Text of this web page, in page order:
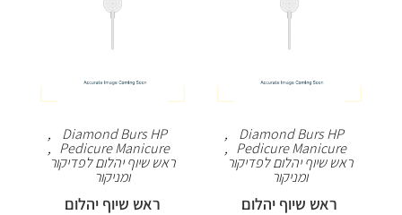
Diamond Burs HP
,
Pedicure Manicure
,
ראש שיוף יהלום לפדיקור
ומניקור
ראש שיוף יהלום
Diamond Burs HP
,
Pedicure Manicure
,
ראש שיוף יהלום לפדיקור
ומניקור
ראש שיוף יהלום